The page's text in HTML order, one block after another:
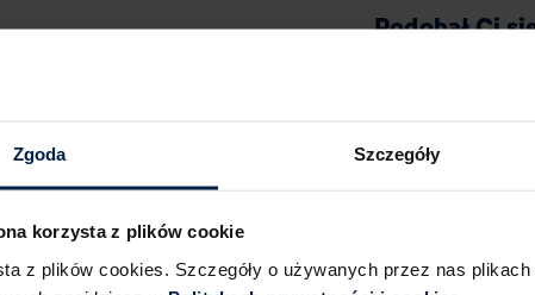
Zgoda Szczegóły
korzysta z plików cookie
z plików cookies. Szczegóły o używanych przez nas
Podobał Ci